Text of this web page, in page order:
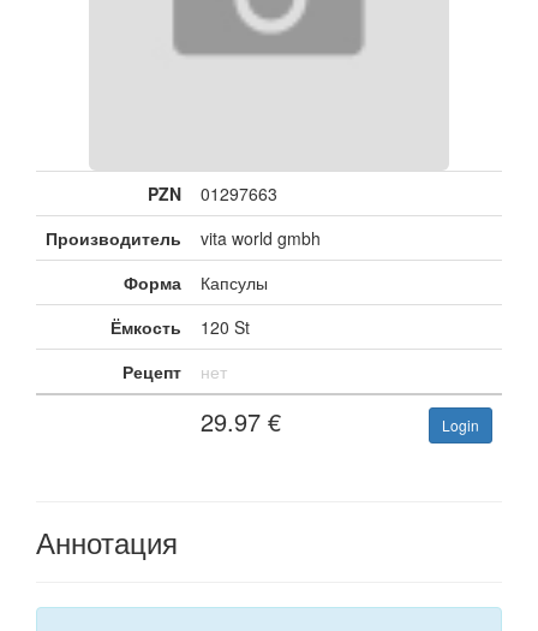
PZN
01297663
Производитель
vita world gmbh
Форма
Капсулы
Ёмкость
120 St
Рецепт
нет
29.97 € Login
Аннотация